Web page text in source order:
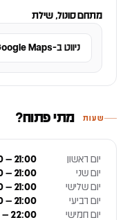
מתחם סונול, שילת
שעות מתי פתוח?
יום ראשון
– 21:00
יום שני
– 21:00
יום שלישי
– 21:00
יום רביעי
– 21:00
יום חמישי
– 22:00